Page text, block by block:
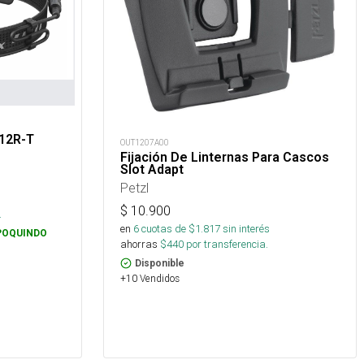
T OUT1207A00
Fijación De Linternas Para Cascos
Slot Adapt
Petzl
$ 10.900
en 6cuotas de $1.817sin interés
ahorras $440 por transferencia.
Disponible
+10 Vendidos